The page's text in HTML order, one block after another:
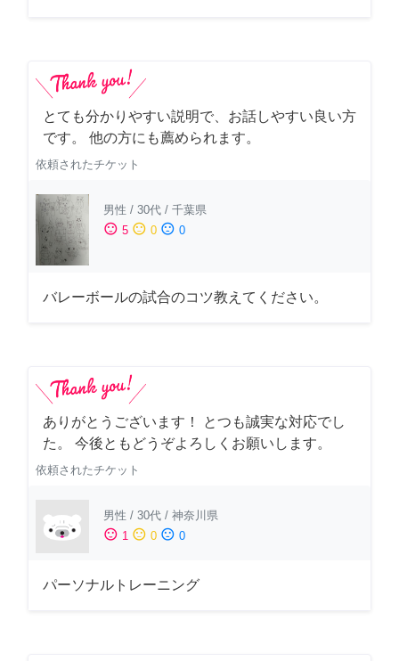
とても分かりやすい説明で、お話しやすい良い方
です。 他の方にも薦められます。
依頼されたチケット
男性 / 30代 / 千葉県
sentiment_satisfied 5 sentiment_neutral 0 sentiment_dissatisfied 0
バレーボールの試合のコツ教えてください。
ありがとうございます！ とつも誠実な対応でし
た。 今後ともどうぞよろしくお願いします。
依頼されたチケット
男性 / 30代 / 神奈川県
sentiment_satisfied 1 sentiment_neutral 0 sentiment_dissatisfied 0
パーソナルトレーニング